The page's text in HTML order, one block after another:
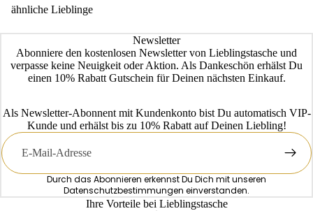
ähnliche Lieblinge
Newsletter
Abonniere den kostenlosen Newsletter von Lieblingstasche und
verpasse keine Neuigkeit oder Aktion. Als Dankeschön erhälst Du
einen 10% Rabatt Gutschein für Deinen nächsten Einkauf.
Als Newsletter-Abonnent mit Kundenkonto bist Du automatisch VIP-
Kunde und erhälst bis zu 10% Rabatt auf Deinen Liebling!
E-
Mail
Durch das Abonnieren erkennst Du Dich mit unseren
Datenschutzbestimmungen einverstanden.
Ihre Vorteile bei Lieblingstasche